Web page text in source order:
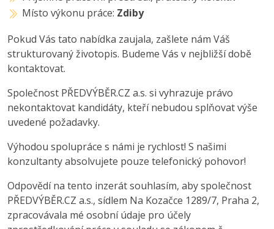
Místo výkonu práce: Zdiby
Pokud Vás tato nabídka zaujala, zašlete nám Váš
strukturovaný životopis. Budeme Vás v nejbližší době
kontaktovat.
Společnost PŘEDVÝBĚR.CZ a.s. si vyhrazuje právo
nekontaktovat kandidáty, kteří nebudou splňovat výše
uvedené požadavky.
Výhodou spolupráce s námi je rychlost! S našimi
konzultanty absolvujete pouze telefonický pohovor!
Odpovědí na tento inzerát souhlasím, aby společnost
PŘEDVÝBĚR.CZ a.s., sídlem Na Kozačce 1289/7, Praha 2,
zpracovávala mé osobní údaje pro účely